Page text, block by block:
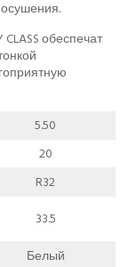
обеспечат
5.50
20
R32
33.5
Белый